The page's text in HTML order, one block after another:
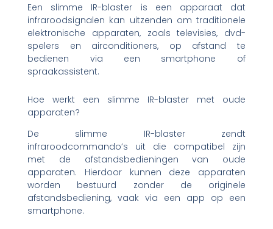
Een slimme IR-blaster is een apparaat dat
infraroodsignalen kan uitzenden om traditionele
elektronische apparaten, zoals televisies, dvd-
spelers en airconditioners, op afstand te
bedienen via een smartphone of
spraakassistent.
Hoe werkt een slimme IR-blaster met oude
apparaten?
De slimme IR-blaster zendt
infraroodcommando’s uit die compatibel zijn
met de afstandsbedieningen van oude
apparaten. Hierdoor kunnen deze apparaten
worden bestuurd zonder de originele
afstandsbediening, vaak via een app op een
smartphone.